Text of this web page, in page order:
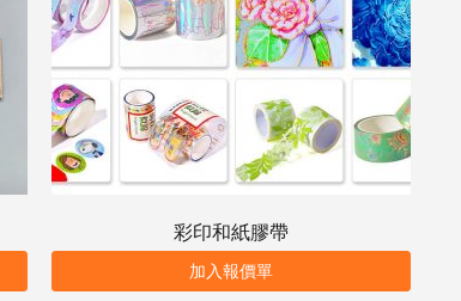
彩印和紙膠帶
加入報價單